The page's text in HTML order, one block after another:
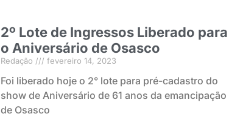
2º Lote de Ingressos Liberado para
o Aniversário de Osasco
Redação fevereiro 14, 2023
Foi liberado hoje o 2° lote para pré-cadastro do
show de Aniversário de 61 anos da emancipação
de Osasco